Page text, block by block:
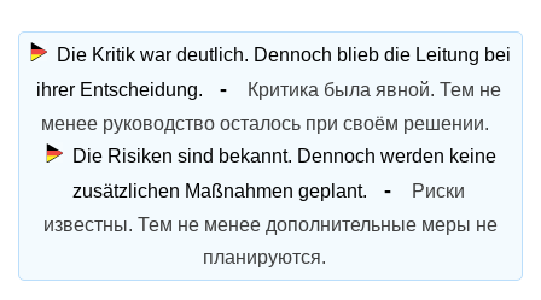
Die Kritik war deutlich. Dennoch blieb die Leitung bei
ihrer Entscheidung.
Критика была явной. Тем не
менее руководство осталось при своём решении.
Die Risiken sind bekannt. Dennoch werden keine
zusätzlichen Maßnahmen geplant.
Риски
известны. Тем не менее дополнительные меры не
планируются.